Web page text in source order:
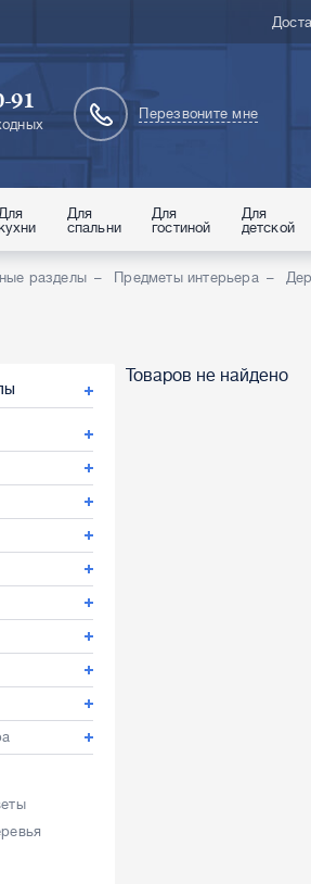
91 Перезвоните мне
Для
спальни
Для
гостиной
Для
детской
разделы Предметы интерьера
Товаров не найдено